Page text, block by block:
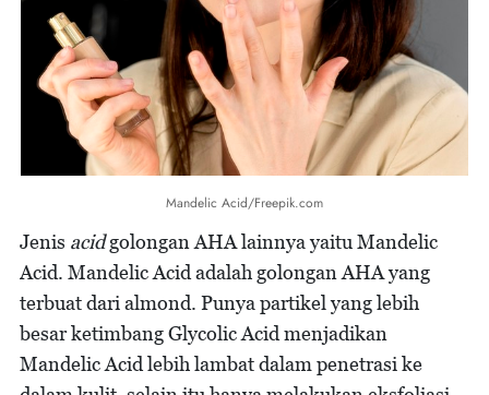
Mandelic Acid/Freepik.com
Jenis acidgolongan AHA lainnya yaitu Mandelic
Acid. Mandelic Acid adalah golongan AHA yang
terbuat dari almond. Punya partikel yang lebih
besar ketimbang Glycolic Acid menjadikan
Mandelic Acid lebih lambat dalam penetrasi ke